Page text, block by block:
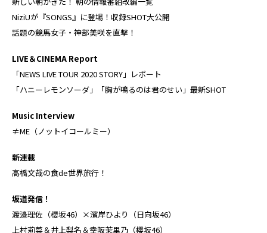
NiziUが『SONGS』に登場！収録SHOT大公開
話題の競馬女子・神部美咲を直撃！
LIVE＆CINEMA Report
「NEWS LIVE TOUR 2020 STORY」レポート
「ハニーレモンソーダ」「胸が鳴るのは君のせい」最新SHOT
Music Interview
≠ME（ノットイコールミー）
新連載
高橋文哉の食de世界旅行！
坂道発信！
渡邉理佐（櫻坂46）×濱岸ひより（日向坂46）
上村莉菜＆井上梨名＆幸阪茉里乃（櫻坂46）